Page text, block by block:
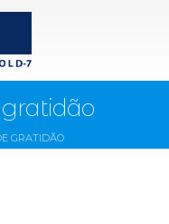
GRATIDÃO